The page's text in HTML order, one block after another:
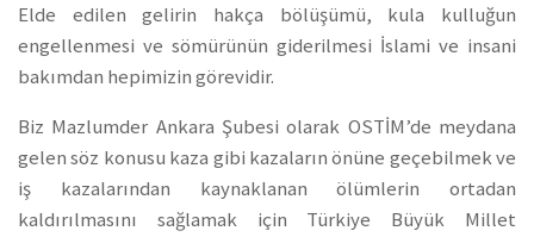
Elde edilen gelirin hakça bölüşümü, kula kulluğun
engellenmesi ve sömürünün giderilmesi İslami ve insani
bakımdan hepimizin görevidir.
Biz Mazlumder Ankara Şubesi olarak OSTİM’de meydana
gelen söz konusu kaza gibi kazaların önüne geçebilmek ve
iş kazalarından kaynaklanan ölümlerin ortadan
kaldırılmasını sağlamak için Türkiye Büyük Millet